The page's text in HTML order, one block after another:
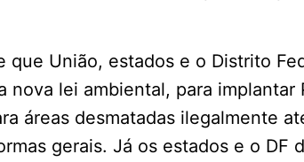
que União, estados e o Distrito
nova lei ambiental, para implantar
áreas desmatadas ilegalmente
gerais. Já os estados e o DF